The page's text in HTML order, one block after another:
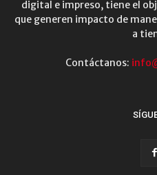
digital e impreso, tiene el
que generen impacto de
a
Contáctanos: